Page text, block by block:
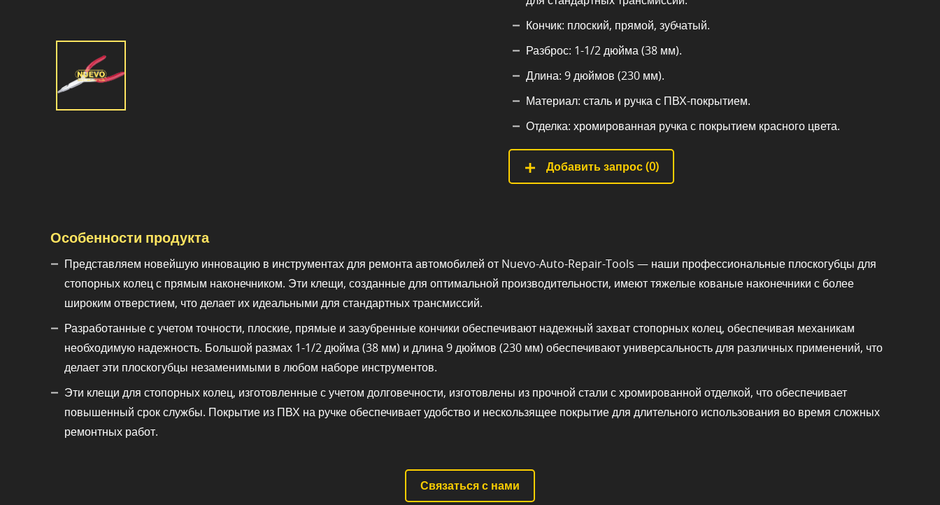
Кончик: плоский, прямой, зубчатый.
Разброс: 1-1/2 дюйма (38 мм).
Длина: 9 дюймов (230 мм).
Материал: сталь и ручка с ПВХ-покрытием.
Отделка: хромированная ручка с покрытием красного цвета.
Добавить запрос (0)
Особенности продукта
Представляем новейшую инновацию в инструментах для ремонта автомобилей от Nuevo-Auto-Repair-Tools — наши профессиональные плоскогубцы для
стопорных колец с прямым наконечником. Эти клещи, созданные для оптимальной производительности, имеют тяжелые кованые наконечники с более
широким отверстием, что делает их идеальными для стандартных трансмиссий.
Разработанные с учетом точности, плоские, прямые и зазубренные кончики обеспечивают надежный захват стопорных колец, обеспечивая механикам
необходимую надежность. Большой размах 1-1/2 дюйма (38 мм) и длина 9 дюймов (230 мм) обеспечивают универсальность для различных применений, что
делает эти плоскогубцы незаменимыми в любом наборе инструментов.
Эти клещи для стопорных колец, изготовленные с учетом долговечности, изготовлены из прочной стали с хромированной отделкой, что обеспечивает
повышенный срок службы. Покрытие из ПВХ на ручке обеспечивает удобство и нескользящее покрытие для длительного использования во время сложных
ремонтных работ.
Связаться с нами